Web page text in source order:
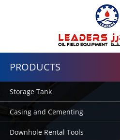
PRODUCTS
Storage Tank
Casing and Cementing
Downhole Rental Tools